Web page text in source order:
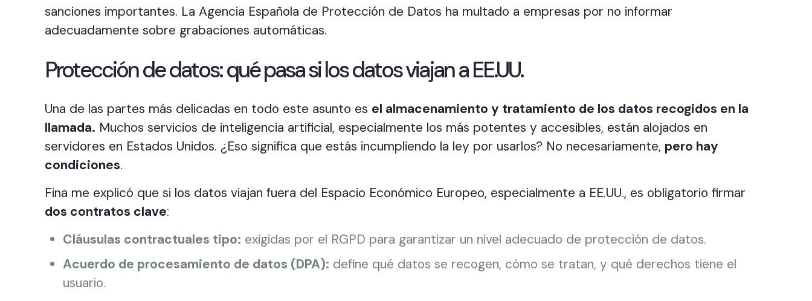
sanciones importantes. La Agencia Española de Protección de Datos ha multado a empresas por no informar
adecuadamente sobre grabaciones automáticas.
Protección de datos: qué pasa si los datos viajan a EE.UU.
Una de las partes más delicadas en todo este asunto es el almacenamiento y tratamiento de los datos recogidos en la
llamada. Muchos servicios de inteligencia artificial, especialmente los más potentes y accesibles, están alojados en
servidores en Estados Unidos. ¿Eso significa que estás incumpliendo la ley por usarlos? No necesariamente, pero hay
condiciones.
Fina me explicó que si los datos viajan fuera del Espacio Económico Europeo, especialmente a EE.UU., es obligatorio firmar
dos contratos clave:
Cláusulas contractuales tipo: exigidas por el RGPD para garantizar un nivel adecuado de protección de datos.
Acuerdo de procesamiento de datos (DPA): define qué datos se recogen, cómo se tratan, y qué derechos tiene el
usuario.